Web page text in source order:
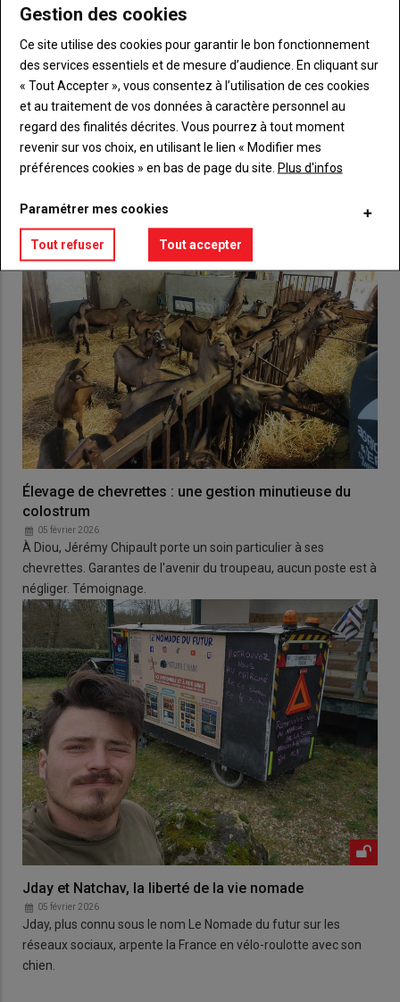
BodyChoisissez votre formule et créez votre
compte pour accéder à tout {nom-site}.
Lien Créez un compte
VOUS AIMEREZ AUSSI
Élevage de chevrettes : une gestion minutieuse du
colostrum
05 février 2026
À Diou, Jérémy Chipault porte un soin particulier à ses
chevrettes. Garantes de l'avenir du troupeau, aucun poste est à
négliger. Témoignage.
Jday et Natchav, la liberté de la vie nomade
05 février 2026
Jday, plus connu sous le nom Le Nomade du futur sur les
réseaux sociaux, arpente la France en vélo-roulotte avec son
chien.
Gestion des cookies
Ce site utilise des cookies pour garantir le bon fonctionnement
des services essentiels et de mesure d’audience. En cliquant sur
« Tout Accepter », vous consentez à l’utilisation de ces cookies
et au traitement de vos données à caractère personnel au
regard des finalités décrites. Vous pourrez à tout moment
revenir sur vos choix, en utilisant le lien « Modifier mes
préférences cookies » en bas de page du site. Plus d'infos
Paramétrer mes cookies
Tout refuser Tout accepter